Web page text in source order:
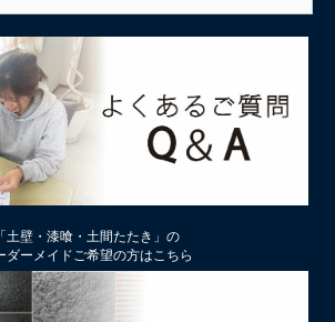
クが出たり、出なかったりするのはなぜ？
てくれい」「やすらぎ」の色をうすく、淡
漆喰ドカッと！は滑らかな表面にもできる
「土壁・漆喰・土間たたき」の
ダーメイドご希望の方はこちら